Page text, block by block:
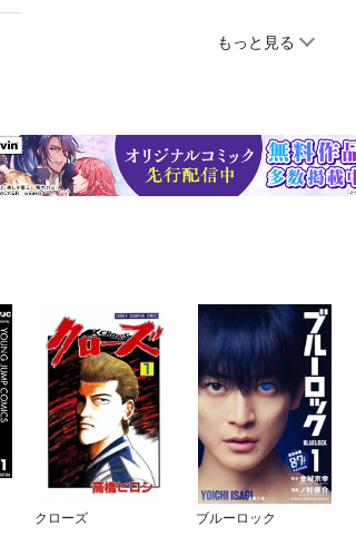
もっと見る
クローズ ブルーロック